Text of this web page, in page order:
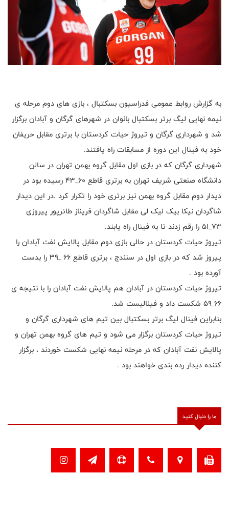
به گزارش روابط عمومی فدراسیون بسکتبال ، بازی های دوم مرحله ی
نیمه نهایی لیگ برتر بسکتبال بانوان در شهرهای گرگان و آبادان برگزار
شد و شهرداری گرگان و تیروژ حیات کردستان با برتری مقابل حریفان
خود به فینال این دوره از مسابقات راه یافتند.
شهرداری گرگان که در بازی اول مقابل گروه بهمن تهران در سالن
دانشگاه صنعتی شریف تهران به برتری قاطع ۶۰_۴۳ رسیده بود در
دیدار دوم مقابل گروه بهمن نیز برتری خود را تکرار کرد .در این دیدار
شاگردان نیکا بیک لیک لی مقابل شاگردان فریناز طائرپور پیروزی
۷۳_۵۱ را رقم زدند تا به فینال راه یابند.
تیروژ حیات کردستان در حالی بازی دوم مقابل پالایش نفت آبادان را
پیروز شد که در بازی اول در سنندج ، برتری قاطع ۶۶ _۳۹ را بدست
آورده بود .
تیروژ حیات کردستان در آبادان هم پالایش نفت آبادان را با نتیجه ی
۶۶_۵۹ شکست داد و فینالیست شد.
بنابراین فینال لیگ برتر بسکتبال بین تیم های شهرداری گرگان و
تیروژ حیات کردستان برگزار می شود و تیم های گروه بهمن تهران و
پالایش نفت آبادان که در مرحله نیمه نهایی شکست خوردند ، برگزار
کننده دیدار رده بندی خواهند بود .
ما را دنبال کنید